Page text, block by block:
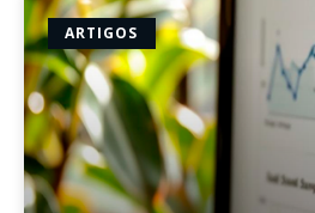
ARTIGOS